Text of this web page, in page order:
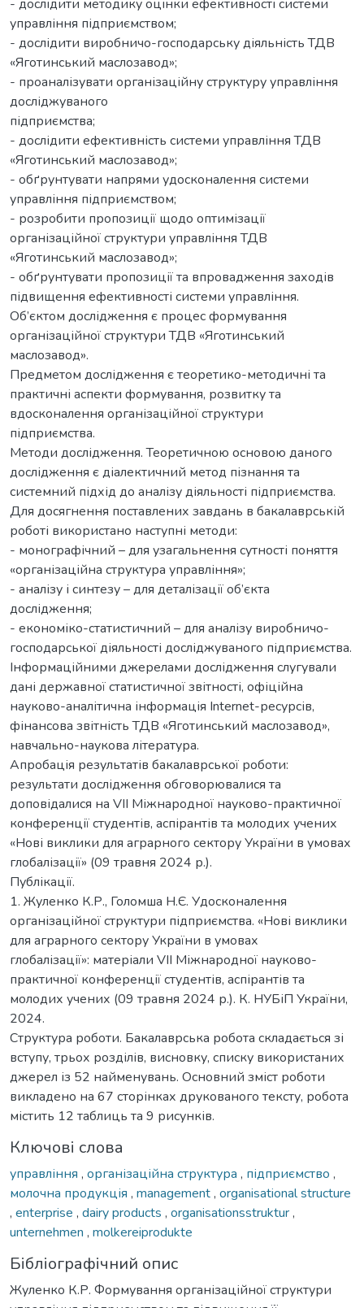
- дослідити методику оцінки ефективності системи
управління підприємством;
- дослідити виробничо-господарську діяльність ТДВ
«Яготинський маслозавод»;
- проаналізувати організаційну структуру управління
досліджуваного
підприємства;
- дослідити ефективність системи управління ТДВ
«Яготинський маслозавод»;
- обґрунтувати напрями удосконалення системи
управління підприємством;
- розробити пропозиції щодо оптимізації
організаційної структури управління ТДВ
«Яготинський маслозавод»;
- обґрунтувати пропозиції та впровадження заходів
підвищення ефективності системи управління.
Об’єктом дослідження є процес формування
організаційної структури ТДВ «Яготинський
маслозавод».
Предметом дослідження є теоретико-методичні та
практичні аспекти формування, розвитку та
вдосконалення організаційної структури
підприємства.
Методи дослідження. Теоретичною основою даного
дослідження є діалектичний метод пізнання та
системний підхід до аналізу діяльності підприємства.
Для досягнення поставлених завдань в бакалаврській
роботі використано наступні методи:
- монографічний – для узагальнення сутності поняття
«організаційна структура управління»;
- аналізу і синтезу – для деталізації об’єкта
дослідження;
- економіко-статистичний – для аналізу виробничо-
господарської діяльності досліджуваного підприємства.
Інформаційними джерелами дослідження слугували
дані державної статистичної звітності, офіційна
науково-аналітична інформація Internet-ресурсів,
фінансова звітність ТДВ «Яготинський маслозавод»,
навчально-наукова література.
Апробація результатів бакалаврської роботи:
результати дослідження обговорювалися та
доповідалися на VIІ Міжнародної науково-практичної
конференції студентів, аспірантів та молодих учених
«Нові виклики для аграрного сектору України в умовах
глобалізації» (09 травня 2024 р.).
Публікації.
1. Жуленко К.Р., Голомша Н.Є. Удосконалення
організаційної структури підприємства. «Нові виклики
для аграрного сектору України в умовах
глобалізації»: матеріали VIІ Міжнародної науково-
практичної конференції студентів, аспірантів та
молодих учених (09 травня 2024 р.). К. НУБіП України,
2024.
Структура роботи. Бакалаврська робота складається зі
вступу, трьох розділів, висновку, списку використаних
джерел із 52 найменувань. Основний зміст роботи
викладено на 67 сторінках друкованого тексту, робота
містить 12 таблиць та 9 рисунків.
Ключові слова
управління , організаційна структура , підприємство ,
молочна продукція , management, organisational structure
, enterprise , dairy products , organisationsstruktur,
unternehmen , molkereiprodukte
Бібліографічний опис
Жуленко К.Р. Формування організаційної структури